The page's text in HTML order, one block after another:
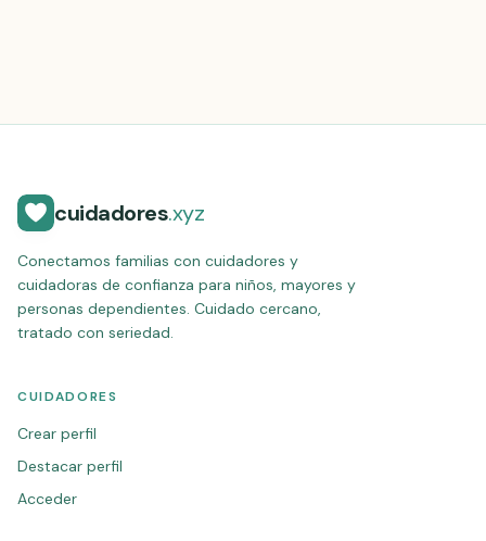
cuidadores.xyz
Conectamos familias con cuidadores y
cuidadoras de confianza para niños, mayores y
personas dependientes. Cuidado cercano,
tratado con seriedad.
CUIDADORES
Crear perfil
Destacar perfil
Acceder